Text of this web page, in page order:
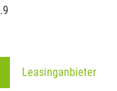
Leasinganbieter